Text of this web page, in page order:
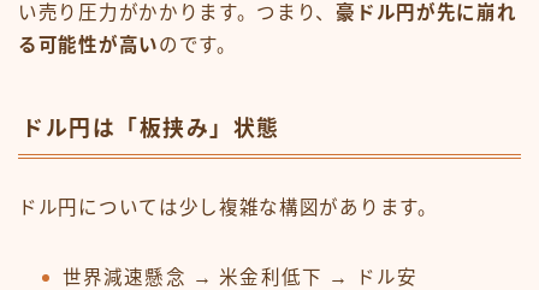
い売り圧力がかかります。つまり、 豪ドル円が先に崩れ
る可能性が高いのです。
ドル円は「板挟み」状態
ドル円については少し複雑な構図があります。
世界減速懸念 → 米金利低下 → ドル安